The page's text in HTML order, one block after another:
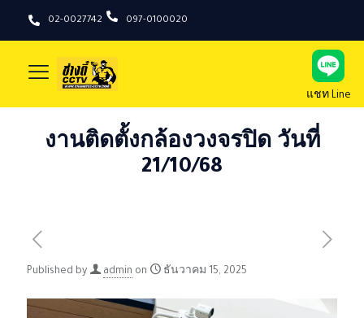
02-0027742 097-0100020
แชท Line
งานติดตั้งกล้องวงจรปิด วันที่
21/10/68
Published by admin on ธันวาคม 15, 2025